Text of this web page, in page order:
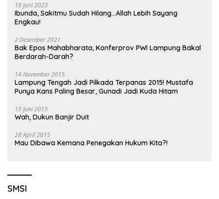
19 Juni 2023
Ibunda, Sakitmu Sudah Hilang…Allah Lebih Sayang
Engkau!
2 Desember 2021
Bak Epos Mahabharata, Konferprov PWI Lampung Bakal
Berdarah-Darah?
14 November 2015
Lampung Tengah Jadi Pilkada Terpanas 2015! Mustafa
Punya Kans Paling Besar, Gunadi Jadi Kuda Hitam
10 Juni 2015
Wah, Dukun Banjir Duit
28 April 2015
Mau Dibawa Kemana Penegakan Hukum Kita?!
SMSI